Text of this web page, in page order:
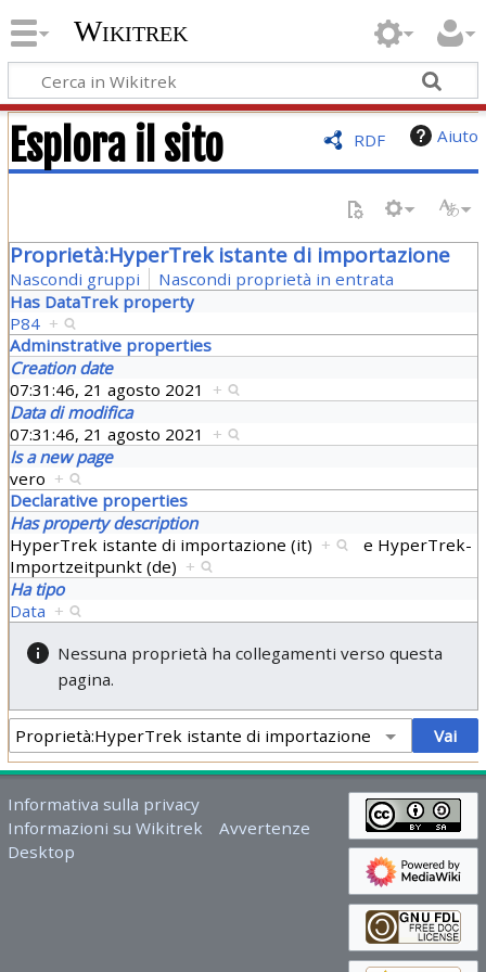
Wikitrek
RDF Aiuto
Esplora il sito
Proprietà:HyperTrek istante di importazione
Nascondi gruppi
Nascondi proprietà in entrata
Has DataTrek property
P84 +
Adminstrative properties
Creation date
07:31:46, 21 agosto 2021 +
Data di modifica
07:31:46, 21 agosto 2021 +
Is a new page
vero +
Declarative properties
Has property description
HyperTrek istante di importazione (it) + e HyperTrek-
Importzeitpunkt (de) +
Ha tipo
Data +
Nessuna proprietà ha collegamenti verso questa
pagina.
Informativa sulla privacy
Informazioni su Wikitrek
Avvertenze
Desktop